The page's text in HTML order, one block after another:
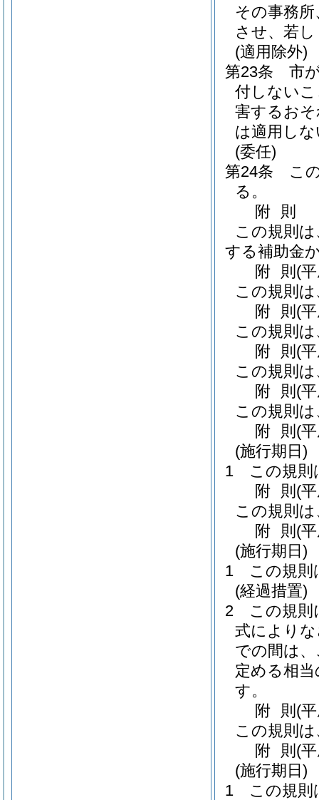
その事務
させ、若
(適用除外)
第23条
市
付しない
害するお
は適用し
(委任)
第24条
こ
る。
附 則
この規則
する補助金
附 則 (
この規則
附 則 (
この規則
附 則 (
この規則
附 則 (
この規則
附 則 (
(施行期日)
1
この規則
附 則 (
この規則
附 則 (
(施行期日)
1
この規則
(経過措置)
2
この規則
式により
での間は
定める相
す。
附 則 (
この規則
附 則 (
(施行期日)
1
この規則